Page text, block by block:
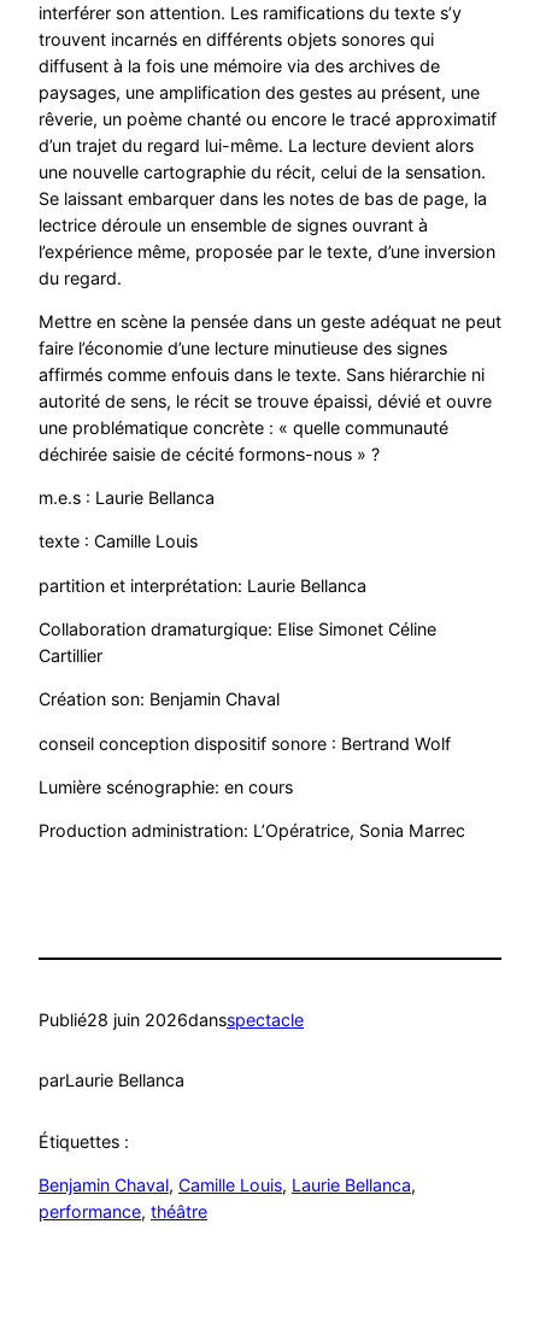
interférer son attention. Les ramifications du texte s’y
trouvent incarnés en différents objets sonores qui
diffusent à la fois une mémoire via des archives de
paysages, une amplification des gestes au présent, une
rêverie, un poème chanté ou encore le tracé approximatif
d’un trajet du regard lui-même. La lecture devient alors
une nouvelle cartographie du récit, celui de la sensation.
Se laissant embarquer dans les notes de bas de page, la
lectrice déroule un ensemble de signes ouvrant à
l’expérience même, proposée par le texte, d’une inversion
du regard.
Mettre en scène la pensée dans un geste adéquat ne peut
faire l’économie d’une lecture minutieuse des signes
affirmés comme enfouis dans le texte. Sans hiérarchie ni
autorité de sens, le récit se trouve épaissi, dévié et ouvre
une problématique concrète : « quelle communauté
déchirée saisie de cécité formons-nous » ?
m.e.s : Laurie Bellanca
texte : Camille Louis
partition et interprétation: Laurie Bellanca
Collaboration dramaturgique: Elise Simonet Céline
Cartillier
Création son: Benjamin Chaval
conseil conception dispositif sonore : Bertrand Wolf
Lumière scénographie: en cours
Production administration: L’Opératrice, Sonia Marrec
Publié28 juin 2026dansspectacle
parLaurie Bellanca
Étiquettes :
Benjamin Chaval, Camille Louis, Laurie Bellanca
performance, théâtre